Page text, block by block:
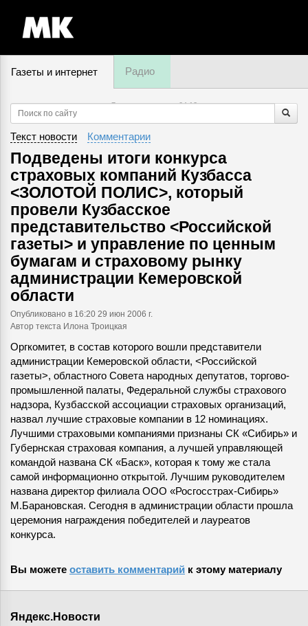
Газеты и интернет Радио
7 августа, четверг,04:12
Текст новости Комментарии
Подведены итоги конкурса
страховых компаний Кузбасса
<ЗОЛОТОЙ ПОЛИС>, который
провели Кузбасское
представительство <Российской
газеты> и управление по ценным
бумагам и страховому рынку
администрации Кемеровской
области
Опубликовано в 16:20 29 июн 2006 г.
Автор текста Илона Троицкая
Оргкомитет, в состав которого вошли представители
администрации Кемеровской области, <Российской
газеты>, областного Совета народных депутатов, торгово-
промышленной палаты, Федеральной службы страхового
надзора, Кузбасской ассоциации страховых организаций,
назвал лучшие страховые компании в 12 номинациях.
Лучшими страховыми компаниями признаны СК «Сибирь» и
Губернская страховая компания, а лучшей управляющей
командой названа СК «Баск», которая к тому же стала
самой информационно открытой. Лучшим руководителем
названа директор филиала ООО «Росгосстрах-Сибирь»
М.Барановская. Сегодня в администрации области прошла
церемония награждения победителей и лауреатов
конкурса.
Вы можете оставить комментарий к этому материалу
Яндекс.Новости